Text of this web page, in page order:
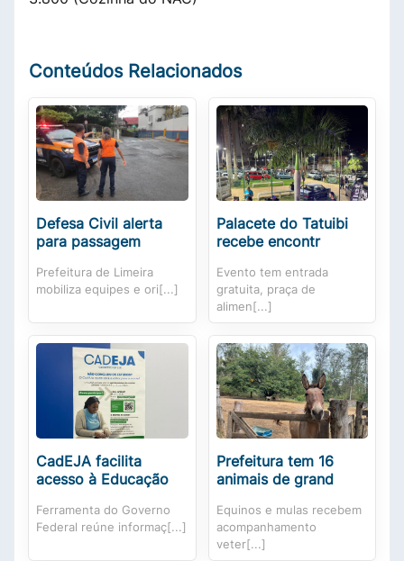
Conteúdos Relacionados
Defesa Civil alerta
para passagem
Prefeitura de Limeira
mobiliza equipes e ori[...]
Palacete do Tatuibi
recebe encontr
Evento tem entrada
gratuita, praça de
alimen[...]
CadEJA facilita
acesso à Educação
Ferramenta do Governo
Federal reúne informaç[...]
Prefeitura tem 16
animais de grand
Equinos e mulas recebem
acompanhamento
veter[...]